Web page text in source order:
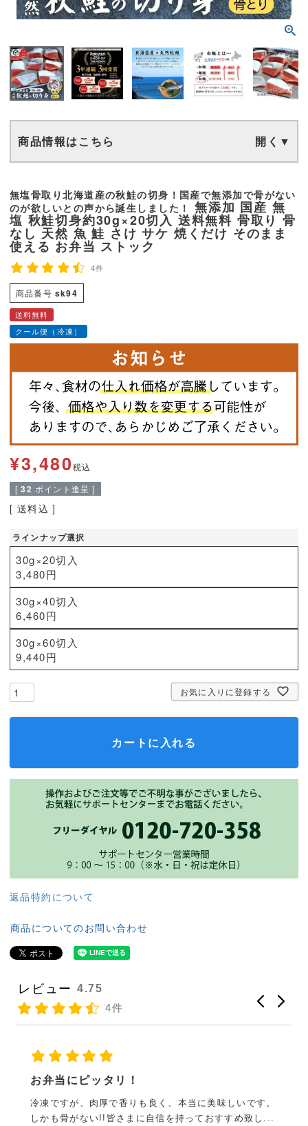
商品情報はこちら
無塩骨取り北海道産の秋鮭の切身！国産で無添加で骨がない
のが欲しいとの声から誕生しました！
無添加 国産 無
塩 秋鮭切身約30g×20切入 送料無料 骨取り 骨
なし 天然 魚 鮭 さけ サケ 焼くだけ そのまま
使える お弁当 ストック
4件
商品番号 sk94
送料無料
クール便（冷凍）
¥3,480税込
[ 32 ポイント進呈 ]
送料込
ラインナップ選択
30g×20切入
3,480円
30g×40切入
6,460円
30g×60切入
9,440円
お気に入りに登録する
カートに入れる
返品特約について
商品についてのお問い合わせ
レビュー
4.75
4件
国産無添加というところに惹かれて購入しま
した。 鮭が切ってあるサイズ感...もっと見る
国産無添加というところに惹かれて購入しました。